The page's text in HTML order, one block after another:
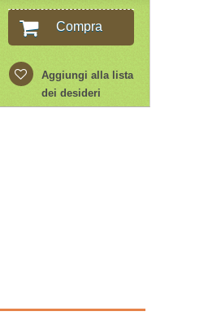
Compra
Aggiungi alla lista
dei desideri